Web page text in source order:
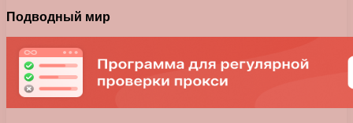
Подводный мир